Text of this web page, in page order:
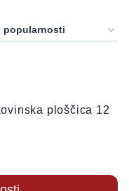
ploščica 12